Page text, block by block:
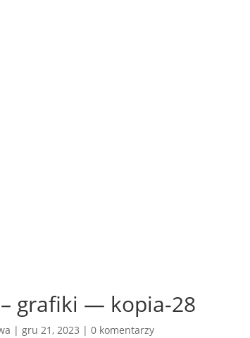
– grafiki — kopia-28
|gru 21, 2023 |0 komentarzy